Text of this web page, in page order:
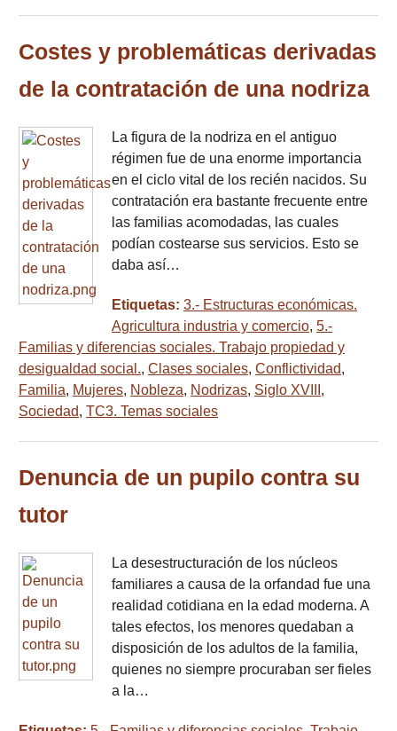
Costes y problemáticas derivadas
de la contratación de una nodriza
La figura de la nodriza en el antiguo
régimen fue de una enorme importancia
en el ciclo vital de los recién nacidos. Su
contratación era bastante frecuente entre
las familias acomodadas, las cuales
podían costearse sus servicios. Esto se
daba así…
Etiquetas: 3.- Estructuras económicas.
Agricultura industria y comercio, 5.-
Familias y diferencias sociales. Trabajo propiedad y
desigualdad social., Clases sociales, Conflictividad,
Familia, Mujeres, Nobleza, Nodrizas, Siglo XVIII ,
Sociedad, TC3. Temas sociales
Denuncia de un pupilo contra su
tutor
La desestructuración de los núcleos
familiares a causa de la orfandad fue una
realidad cotidiana en la edad moderna. A
tales efectos, los menores quedaban a
disposición de los adultos de la familia,
quienes no siempre procuraban ser fieles
a la…